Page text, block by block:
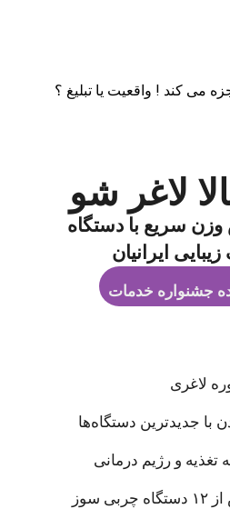
می کند ! واقعیت یا تبلیغ ؟
لاغر شو
سریع با دستگاه
ایرانیان
جشنواره خدمات
لاغری
با جدیدترین دستگاه‌ها
تغذیه و رژیم درمانی
سوز